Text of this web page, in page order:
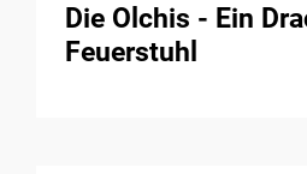
Die Olchis - Ein
Feuerstuhl